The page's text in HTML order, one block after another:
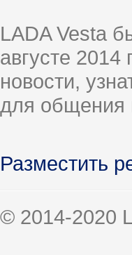
LADA Vesta
августе
новости,
для общения
Разместить
© 2014-2020